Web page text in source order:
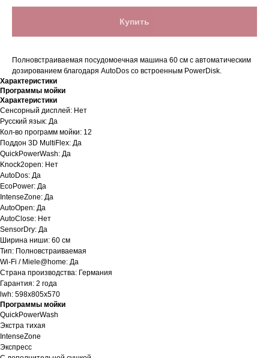
Купить
Полновстраиваемая посудомоечная машина 60 см с автоматическим
дозированием благодаря AutoDos со встроенным PowerDisk.
Характеристики
Программы мойки
Характеристики
Сенсорный дисплей: Нет
Русский язык: Да
Кол-во программ мойки: 12
Поддон 3D MultiFlex: Да
QuickPowerWash: Да
Knock2open: Нет
AutoDos: Да
EcoPower: Да
IntenseZone: Да
AutoOpen: Да
AutoClose: Нет
SensorDry: Да
Ширина ниши: 60 см
Тип: Полновстраиваемая
Wi-Fi / Miele@home: Да
Страна производства: Германия
Гарантия: 2 года
lwh: 598x805x570
Программы мойки
QuickPowerWash
Экстра тихая
IntenseZone
Экспресс